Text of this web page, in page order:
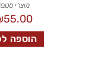
מוצרי
55.00
הוספה